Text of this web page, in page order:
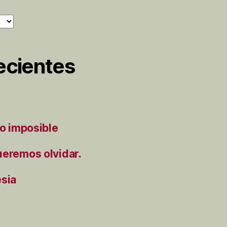
imposible
olvidar.